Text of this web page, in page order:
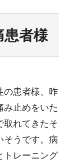
患者様
の患者様、昨
み止めをいた
取れてきたそ
そうです。病
トレーニング